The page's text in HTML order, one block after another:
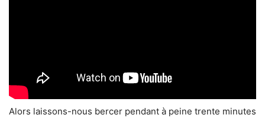
Alors laissons-nous bercer pendant à peine trente minutes